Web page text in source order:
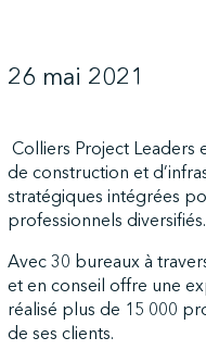
26 mai 2021
Colliers Project Leaders
de construction et
stratégiques intégrées
professionnels diversifiés.
Avec 30 bureaux à
et en conseil offre une
réalisé plus de 15 000
de ses clients.